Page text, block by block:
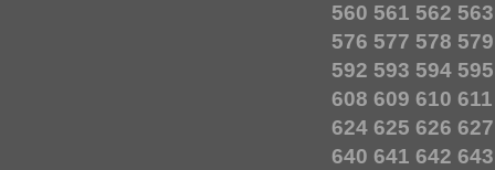
560 561 562 563
576 577 578 579
592 593 594 595
608 609 610 611
624 625 626 627
640 641 642 643